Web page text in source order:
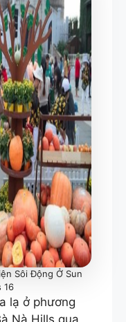
Sôi Động Ở Sun
16
lạ ở phương
Nà Hills qua